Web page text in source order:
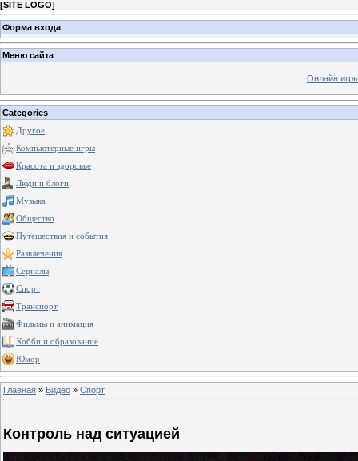
[SITE LOGO]
Форма входа
Меню сайта
Онлайн
Categories
Другое
Компьютерные игры
Красота и здоровье
Люди и блоги
Музыка
Общество
Путешествия и события
Развлечения
Сериалы
Спорт
Транспорт
Фильмы и анимация
Хобби и образование
Юмор
Главная » Видео » Спорт
Контроль над ситуацией